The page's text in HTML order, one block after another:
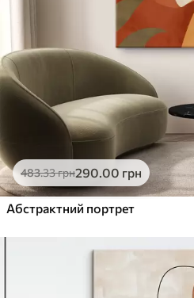
483.33грн290.00 грн
Абстрактний портрет